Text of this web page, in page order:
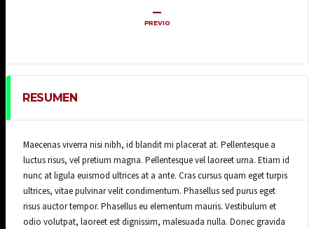
–
PREVIO
RESUMEN
Maecenas viverra nisi nibh, id blandit mi placerat at. Pellentesque a
luctus risus, vel pretium magna. Pellentesque vel laoreet urna. Etiam id
nunc at ligula euismod ultrices at a ante. Cras cursus quam eget turpis
ultrices, vitae pulvinar velit condimentum. Phasellus sed purus eget
risus auctor tempor. Phasellus eu elementum mauris. Vestibulum et
odio volutpat, laoreet est dignissim, malesuada nulla. Donec gravida